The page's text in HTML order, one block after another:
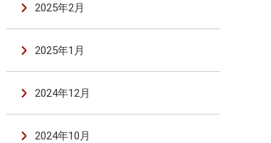
2025年2月
2025年1月
2024年12月
2024年10月